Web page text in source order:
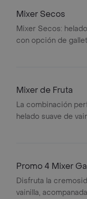
Mixer Secos
Mixer Secos:
con opción de
Mixer de Fruta
La combinación
helado suave de
Promo 4 Mixer
Disfruta la
vainilla,